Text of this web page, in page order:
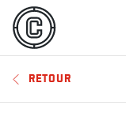
MENU
RETOUR